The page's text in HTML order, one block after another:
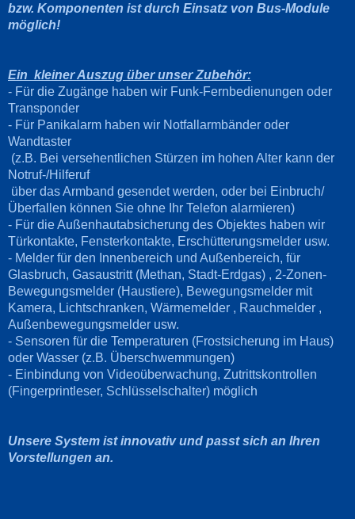
bzw. Komponenten ist durch Einsatz von Bus-Module
möglich!
Ein kleiner Auszug über unser Zubehör:
- Für die Zugänge haben wir Funk-Fernbedienungen oder
Transponder
- Für Panikalarm haben wir Notfallarmbänder oder
Wandtaster
(z.B. Bei versehentlichen Stürzen im hohen Alter kann der
Notruf-/Hilferuf
über das Armband gesendet werden, oder bei Einbruch/
Überfallen können Sie ohne Ihr Telefon alarmieren)
- Für die Außenhautabsicherung des Objektes haben wir
Türkontakte, Fensterkontakte, Erschütterungsmelder usw.
- Melder für den Innenbereich und Außenbereich, für
Glasbruch, Gasaustritt (Methan, Stadt-Erdgas) , 2-Zonen-
Bewegungsmelder (Haustiere), Bewegungsmelder mit
Kamera, Lichtschranken, Wärmemelder , Rauchmelder ,
Außenbewegungsmelder usw.
- Sensoren für die Temperaturen (Frostsicherung im Haus)
oder Wasser (z.B. Überschwemmungen)
- Einbindung von Videoüberwachung, Zutrittskontrollen
(Fingerprintleser, Schlüsselschalter) möglich
Unsere System ist innovativ und passt sich an Ihren
Vorstellungen an.